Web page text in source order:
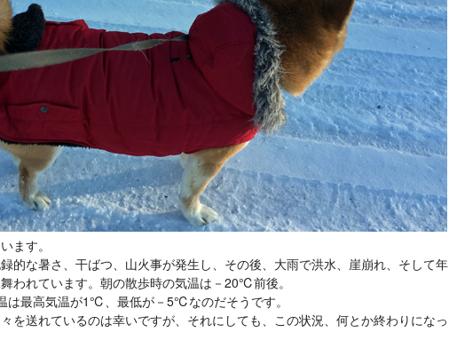
ます。
的な暑さ、干ばつ、山火事が発生し、その後、大雨で洪水、崖崩れ、そして年
われています。朝の散歩時の気温は－20℃前後。
は最高気温が1℃、最低が－5℃なのだそうです。
を送れているのは幸いですが、それにしても、この状況、何とか終わりになっ